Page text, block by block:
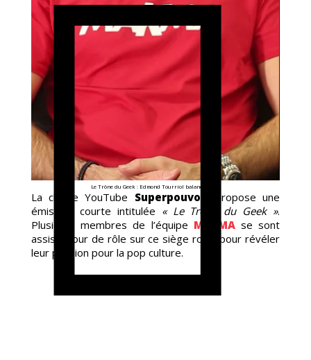
Le Trône du Geek : Edmond Tourriol balance tout !
La chaîne YouTube Superpouvoir
propose une
émission courte intitulée « Le Trône du Geek ».
Plusieurs membres de l’équipe MAKMAse sont
assis à tour de rôle sur ce siège royal pour révéler
leur passion pour la pop culture.